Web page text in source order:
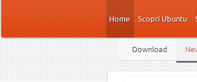
Salta al contenuto principale
Home
Scopri Ubuntu
Download